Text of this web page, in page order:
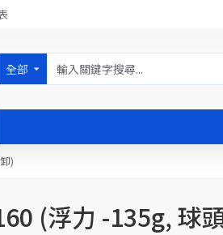
全部
)
(浮力 -135g, 球